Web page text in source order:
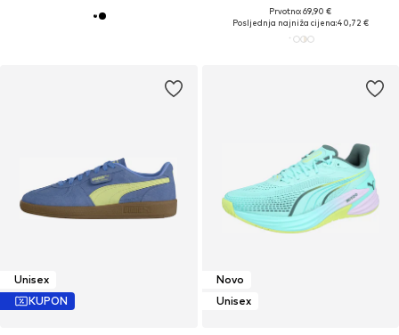
Prvotno: 69,90 €
Posljednja najniža cijena:40,72 €
Unisex
KUPON
Novo
Unisex